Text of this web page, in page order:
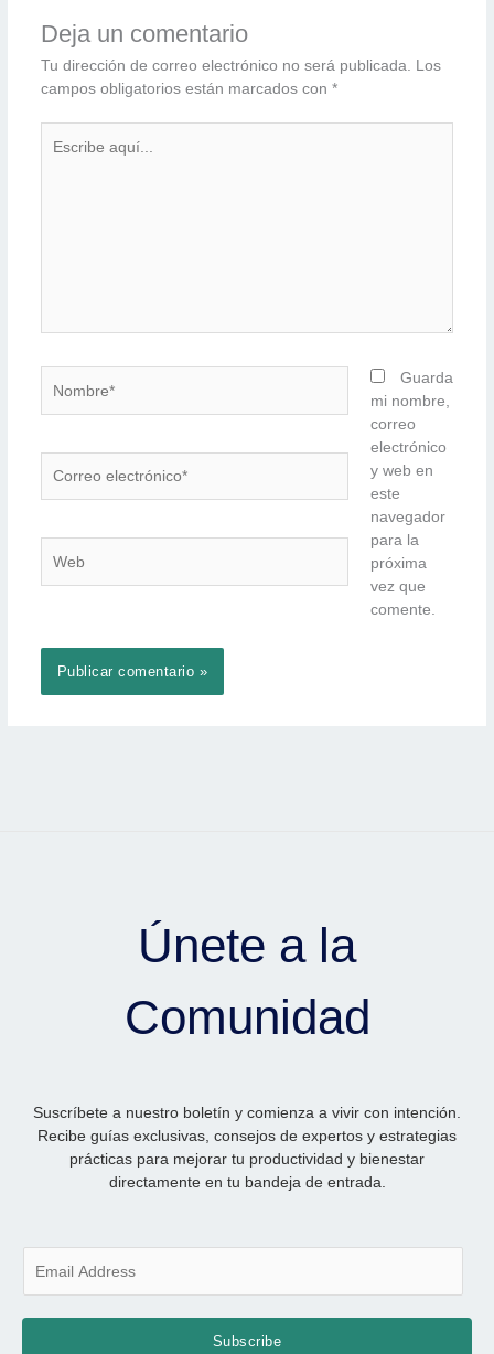
Deja un comentario
Tu dirección de correo electrónico no será publicada.
Los
campos obligatorios están marcados con *
aquí...
electrónico*
Guarda
mi nombre,
correo
electrónico
y web en
este
navegador
para la
próxima
vez que
comente.
Únete a la
Comunidad
Suscríbete a nuestro boletín y comienza a vivir con intención.
Recibe guías exclusivas, consejos de expertos y estrategias
prácticas para mejorar tu productividad y bienestar
directamente en tu bandeja de entrada.
Subscribe